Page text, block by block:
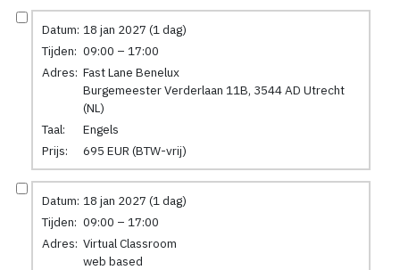
Datum: 18 jan 2027 (1 dag)
Tijden: 09:00 – 17:00
Adres: Fast Lane Benelux
Burgemeester Verderlaan 11B, 3544 AD Utrecht
(NL)
Taal:
Engels
Prijs:
695 EUR (BTW-vrij)
Datum: 18 jan 2027 (1 dag)
Tijden: 09:00 – 17:00
Adres: Virtual Classroom
web based